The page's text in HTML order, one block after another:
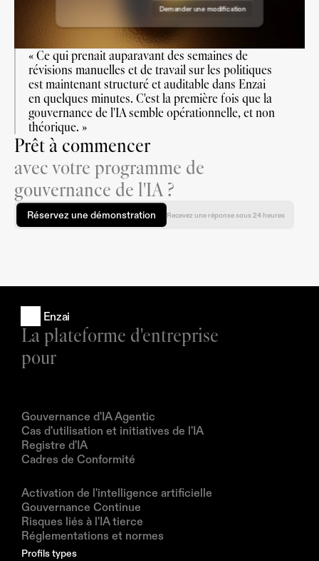
« Ce qui prenait auparavant des semaines de
révisions manuelles et de travail sur les politiques
est maintenant structuré et auditable dans Enzai
en quelques minutes. C'est la première fois que la
gouvernance de l'IA semble opérationnelle, et non
théorique. »
Prêt à commencer
avec votre programme de
gouvernance de l'IA ?
Réservez une démonstration Recevez une réponse sous 24 heures
Demander une modification
Enzai
La plateforme d'entreprise
pour
Gouvernance d'IA Agentic
Cas d'utilisation et initiatives de l'IA
Registre d'IA
Cadres de Conformité
Activation de l'intelligence artificielle
Gouvernance Continue
Risques liés à l'IA tierce
Réglementations et normes
Profils types